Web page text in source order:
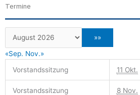
Termine
«Sep. Nov.»
Vorstandssitzung
11 Okt.
Vorstandssitzung 8 Nov.